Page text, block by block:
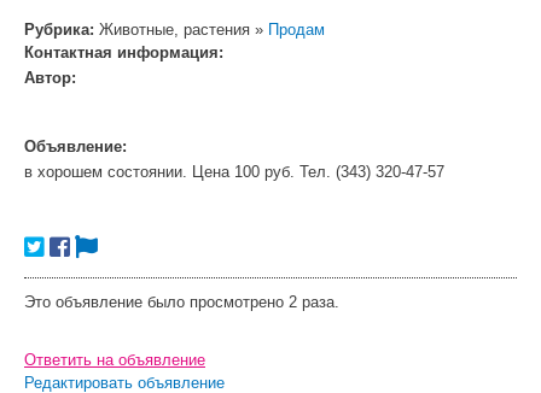
Рубрика: Животные, растения » Продам
Контактная информация:
Автор:
Объявление:
в хорошем состоянии. Цена 100 руб. Тел. (343) 320-47-57
Это объявление было просмотрено 2 раза.
Ответить на объявление
Редактировать объявление